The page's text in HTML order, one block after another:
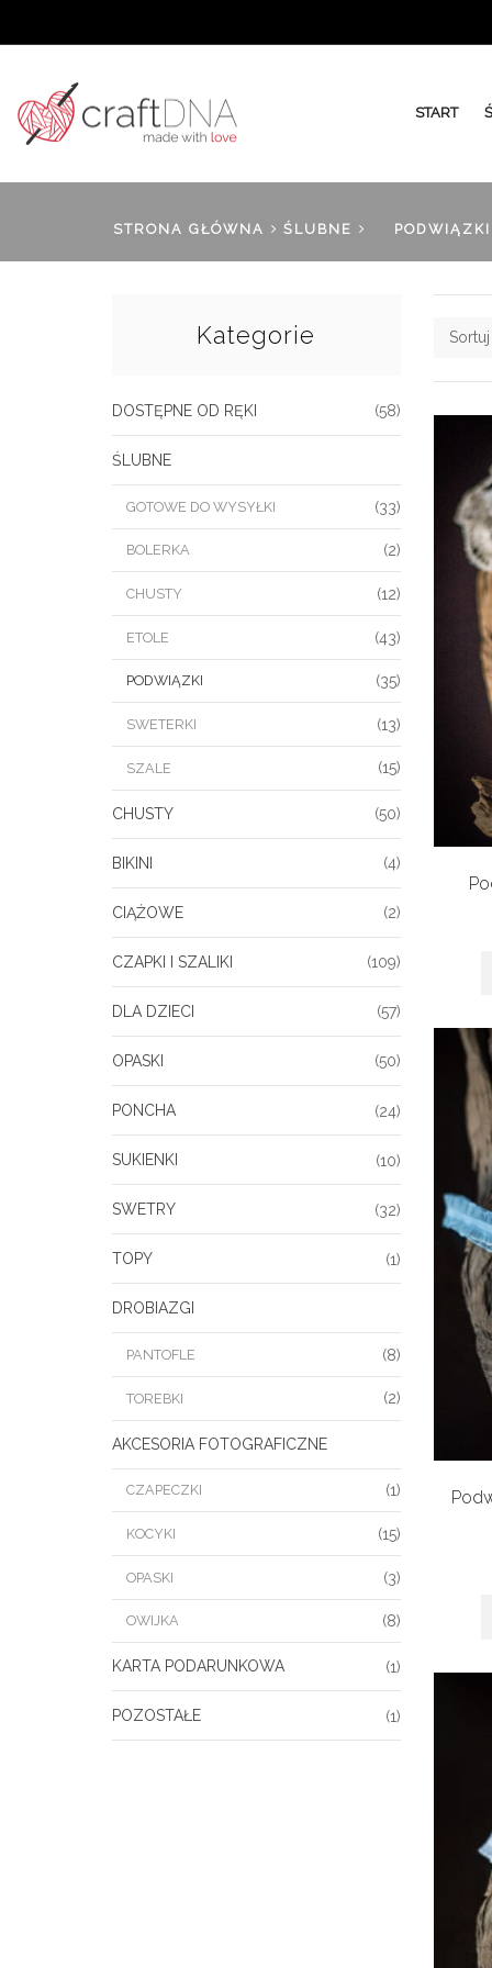
START
STRONA GŁÓWNA ŚLUBNE PODWIĄZKI
Kategorie
DOSTĘPNE OD RĘKI (58)
ŚLUBNE
GOTOWE DO WYSYŁKI (33)
BOLERKA (2)
CHUSTY (12)
ETOLE (43)
PODWIĄZKI (35)
SWETERKI (13)
SZALE (15)
CHUSTY (50)
BIKINI (4)
CIĄŻOWE (2)
CZAPKI I SZALIKI (109)
DLA DZIECI (57)
OPASKI (50)
PONCHA (24)
SUKIENKI (10)
SWETRY (32)
TOPY (1)
DROBIAZGI
PANTOFLE (8)
TOREBKI (2)
AKCESORIA FOTOGRAFICZNE
CZAPECZKI (1)
KOCYKI (15)
OPASKI (3)
OWIJKA (8)
KARTA PODARUNKOWA (1)
POZOSTAŁE (1)